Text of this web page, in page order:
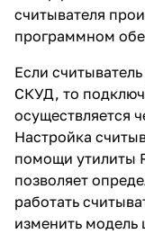
считывателя
программном
Если
СКУД, то
осуществляется
Настройка
помощи утилиты
позволяет
работать
изменить модель